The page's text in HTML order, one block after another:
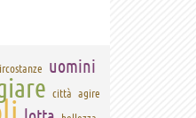
uomini
città agire